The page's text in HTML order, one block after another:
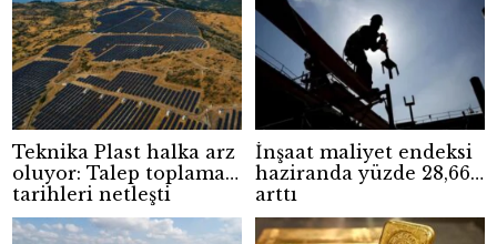
Teknika Plast halka arz
oluyor: Talep toplama
tarihleri netleşti
İnşaat maliyet endeksi
haziranda yüzde 28,66
arttı